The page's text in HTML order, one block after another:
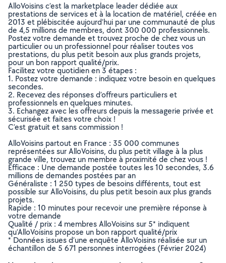
AlloVoisins c’est la marketplace leader dédiée aux
prestations de services et à la location de matériel, créée en
2013 et plébiscitée aujourd’hui par une communauté de plus
de 4,5 millions de membres, dont 300 000 professionnels.
Postez votre demande et trouvez proche de chez vous un
particulier ou un professionnel pour réaliser toutes vos
prestations, du plus petit besoin aux plus grands projets,
pour un bon rapport qualité/prix.
Facilitez votre quotidien en 3 étapes :
1. Postez votre demande : indiquez votre besoin en quelques
secondes.
2. Recevez des réponses d’offreurs particuliers et
professionnels en quelques minutes.
3. Echangez avec les offreurs depuis la messagerie privée et
sécurisée et faites votre choix !
C’est gratuit et sans commission !
AlloVoisins partout en France : 35 000 communes
représentées sur AlloVoisins, du plus petit village à la plus
grande ville, trouvez un membre à proximité de chez vous !
Efficace : Une demande postée toutes les 10 secondes, 3.6
millions de demandes postées par an
Généraliste : 1 250 types de besoins différents, tout est
possible sur AlloVoisins, du plus petit besoin aux plus grands
projets.
Rapide : 10 minutes pour recevoir une première réponse à
votre demande
Qualité / prix : 4 membres AlloVoisins sur 5* indiquent
qu’AlloVoisins propose un bon rapport qualité/prix
* Données issues d’une enquête AlloVoisins réalisée sur un
échantillon de 5 671 personnes interrogées (Février 2024)